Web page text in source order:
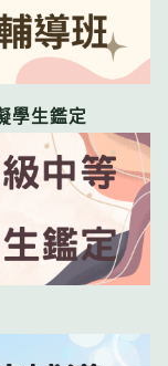
學生鑑定